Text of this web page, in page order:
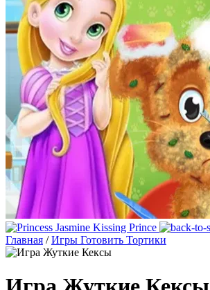
Главная / Игры Готовить Тортики